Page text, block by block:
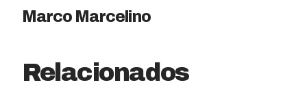
Marco Marcelino
Relacionados